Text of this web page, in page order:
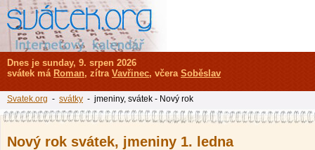
Nový rok svátek, jmeniny 1. ledna
Dnes je sunday, 9. srpen 2026
svátek má Roman, zítra Vavřinec, včera Soběslav
Svatek.org - svátky - jmeniny, svátek - Nový rok